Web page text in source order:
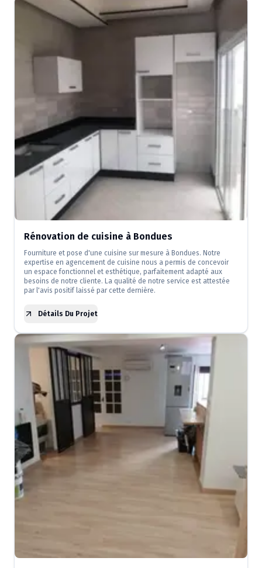
Rénovation de cuisine à Bondues
Fourniture et pose d'une cuisine sur mesure à Bondues. Notre
expertise en agencement de cuisine nous a permis de concevoir
un espace fonctionnel et esthétique, parfaitement adapté aux
besoins de notre cliente. La qualité de notre service est attestée
par l'avis positif laissé par cette dernière.
Détails Du Projet